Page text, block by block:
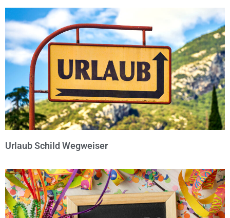
Urlaub Schild Wegweiser
© Michael Bihlmayer